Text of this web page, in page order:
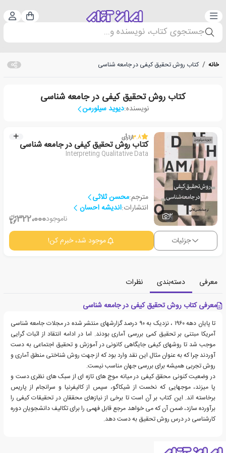
دسته‌بندی سبد
جستجوی کتاب، نویسنده و...
خانه / کتاب روش تحقیق کیفی در جامعه شناسی
کتاب روش تحقیق کیفی در جامعه شناسی
نویسنده:دیوید سیلورمن
2
3.8از1رأی
کتاب روش تحقیق کیفی در جامعه شناسی
Interpreting Qualitative Data
مترجم:محسن ثلاثی
انتشارات:اندیشه احسان
ناموجود322،000
جزئیات موجود شد، خبرم کن!
معرفی دسته‌بندی
نظرات
معرفی کتاب روش تحقیق کیفی در جامعه شناسی
تا پایان دهه ١٩٦٠ ، نزدیک به ۹۰ درصد گزارشهای منتشر شده در مجلات جامعه شناسی
آمریکا مبتنی بر تحقیق کمی بررسی آماری بودند. اما در ادامه انتقاد از اثبات گرایی
موجب شد تا روشهای کیفی جایگاهی کانونی در آموزش و تحقیق اجتماعی به دست
آوردند چرا که به عنوان مثال این نقد وارد بود که از جهت روش شناختی منطق آماری و
روش تجربی همیشه برای بررسی جهان مناسب نیست.
در وضعیت کنونی محقق کیفی در میانه موج های تازه ای از سبک های نظری دست و
پا میزند، موجهایی که نخست از شیکاگو، سپس از کالیفرنیا و سرانجام از پاریس
برخاسته اند. این کتاب بر آن است تا برخی از نیازهای محققان در تحقیقات کیفی را
برآورده سازد، ضمن آن که می خواهد مرجع قابل فهمی را برای تکالیف دانشجویان دوره
کارشناسی در درس روش تحقیق به دست دهد.